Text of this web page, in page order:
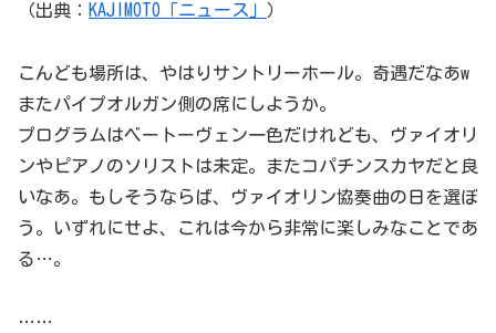
（出典： KAJIMOTO「ニュース」 ）
こんども場所は、やはりサントリーホール。奇遇だなあw
またパイプオルガン側の席にしようか。
プログラムはベートーヴェン一色だけれども、ヴァイオリ
ンやピアノのソリストは未定。またコパチンスカヤだと良
いなあ。もしそうならば、ヴァイオリン協奏曲の日を選ぼ
う。いずれにせよ、これは今から非常に楽しみなことであ
る…。
……